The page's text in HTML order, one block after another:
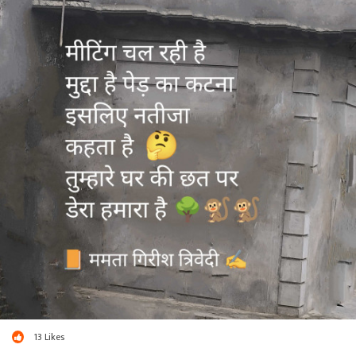
લગ્ન એક બંધન છે અને આ બંધન થી કેટલા ની જિંદગી બંધન માં બાંધી દે છે,
*લગ્ન માં જરૂરી છે બે ઝીંદગી નો એક સાથે કદમ આગળ વધે*
*લગ્ન કરવા તેમને ખુશ રાખવા એ સહેલું નથી પણ લગ્ન જરૂરી બહુ છે જીવન
માટે*
*માટે લગ્ન તો જરૂરી છે*
લેખક ધવલ રાવલ
ટ્રસ્ટ ઓન ગોડ
13 Likes